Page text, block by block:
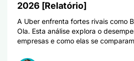
2026 [Relatório]
A Uber enfrenta fortes rivais como
Ola. Esta análise explora o
empresas e como elas se